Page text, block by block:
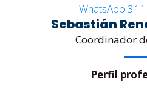
WhatsApp
Sebastián
Coordinador
Perfil